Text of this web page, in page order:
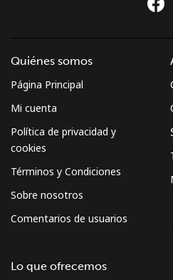
Quiénes somos
Página Principal
Mi cuenta
Política de privacidad y
cookies
Términos y Condiciones
Sobre nosotros
Comentarios de usuarios
Lo que ofrecemos